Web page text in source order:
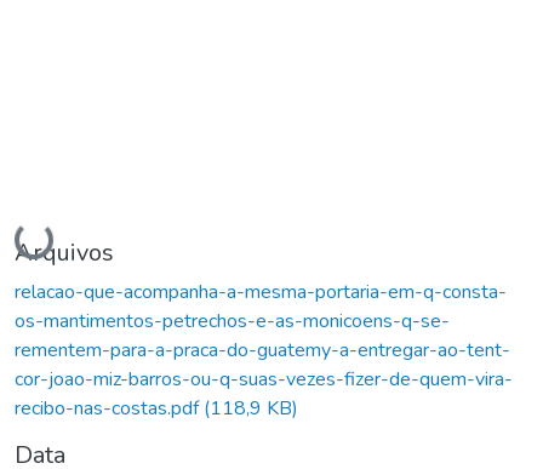
Carregando...
Arquivos
relacao-que-acompanha-a-mesma-portaria-em-q-consta-
os-mantimentos-petrechos-e-as-monicoens-q-se-
rementem-para-a-praca-do-guatemy-a-entregar-ao-tent-
cor-joao-miz-barros-ou-q-suas-vezes-fizer-de-quem-vira-
recibo-nas-costas.pdf(118,9 KB)
Data